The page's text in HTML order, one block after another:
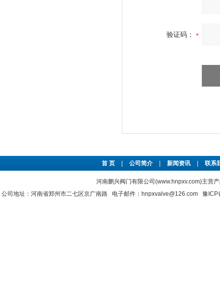
验证码：
首 页 公司简介 新闻资讯 联系
河南鹏兴阀门有限公司(www.hnpxv.com)主营
公司地址：河南省郑州市二七区京广南路 电子邮件：hnpxvalve@126.com 豫ICP